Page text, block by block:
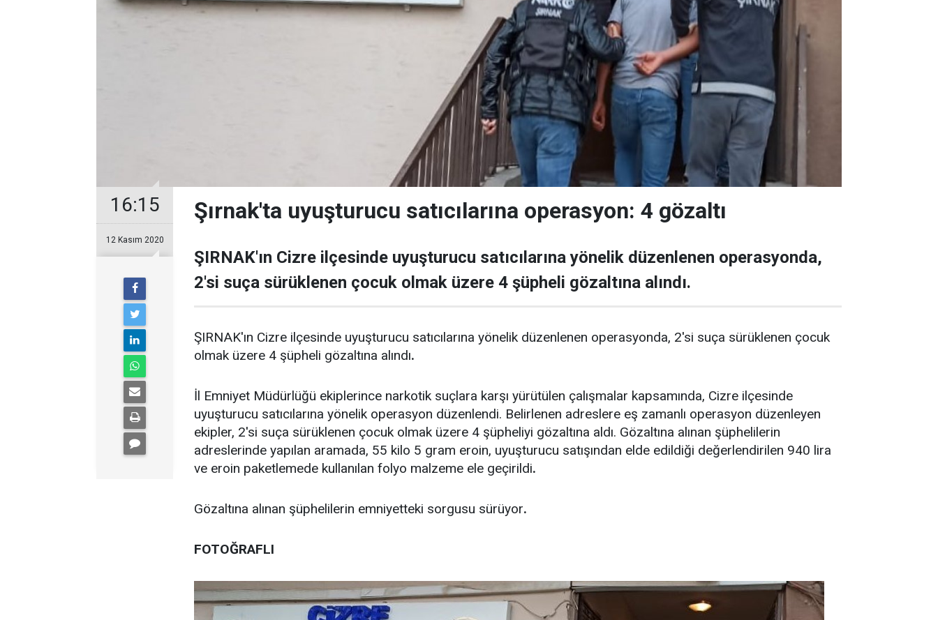
16:15
12 Kasım 2020
Şırnak'ta uyuşturucu satıcılarına operasyon: 4 gözaltı
ŞIRNAK'ın Cizre ilçesinde uyuşturucu satıcılarına yönelik düzenlenen operasyonda,
2'si suça sürüklenen çocuk olmak üzere 4 şüpheli gözaltına alındı.
ŞIRNAK'ın Cizre ilçesinde uyuşturucu satıcılarına yönelik düzenlenen operasyonda, 2'si suça sürüklenen çocuk
olmak üzere 4 şüpheli gözaltına alındı.
İl Emniyet Müdürlüğü ekiplerince narkotik suçlara karşı yürütülen çalışmalar kapsamında, Cizre ilçesinde
uyuşturucu satıcılarına yönelik operasyon düzenlendi. Belirlenen adreslere eş zamanlı operasyon düzenleyen
ekipler, 2'si suça sürüklenen çocuk olmak üzere 4 şüpheliyi gözaltına aldı. Gözaltına alınan şüphelilerin
adreslerinde yapılan aramada, 55 kilo 5 gram eroin, uyuşturucu satışından elde edildiği değerlendirilen 940 lira
ve eroin paketlemede kullanılan folyo malzeme ele geçirildi.
Gözaltına alınan şüphelilerin emniyetteki sorgusu sürüyor.
FOTOĞRAFLI